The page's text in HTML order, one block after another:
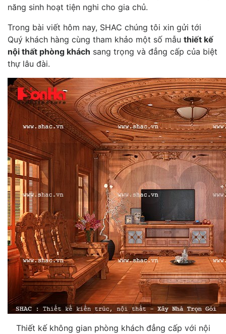
năng sinh hoạt tiện nghi cho gia chủ.
Trong bài viết hôm nay, SHAC chúng tôi xin gửi tới
Quý khách hàng cùng tham khảo một số mẫu thiết kế
nội thất phòng khách sang trọng và đẳng cấp của biệt
thự lâu đài.
Thiết kế không gian phòng khách đẳng cấp với nội